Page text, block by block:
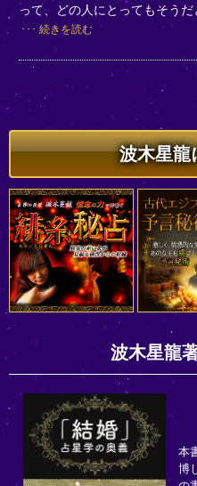
って、どの人にとってもそう
続きを読む
波木星龍
波木星龍
本
博